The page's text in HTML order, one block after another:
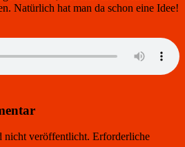
Natürlich hat man da schon eine Idee!
nicht veröffentlicht. Erforderliche